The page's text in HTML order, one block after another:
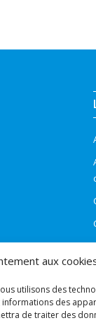
aux
utilisons des
des
de traiter des